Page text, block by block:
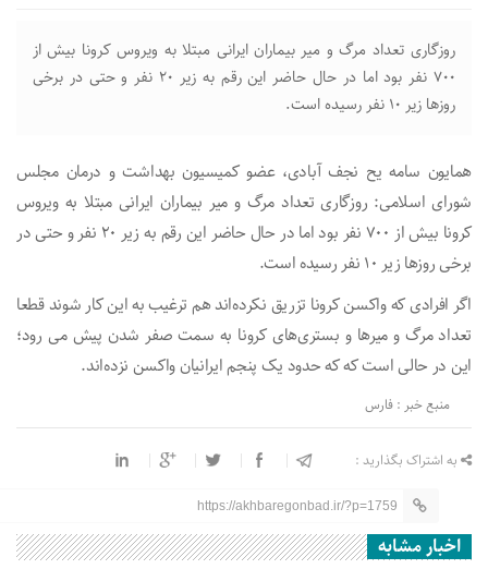
روزگاری تعداد مرگ و میر بیماران ایرانی مبتلا به ویروس کرونا بیش از
700 نفر بود اما در حال حاضر این رقم به زیر 20 نفر و حتی در برخی
روزها زیر 10 نفر رسیده است.
همایون سامه یح نجف آبادی، عضو کمیسیون بهداشت و درمان مجلس
شورای اسلامی: روزگاری تعداد مرگ و میر بیماران ایرانی مبتلا به ویروس
کرونا بیش از 700 نفر بود اما در حال حاضر این رقم به زیر 20 نفر و حتی در
برخی روزها زیر 10 نفر رسیده است.
اگر افرادی که واکسن کرونا تزریق نکرده‌اند هم ترغیب به این کار شوند قطعا
تعداد مرگ و میرها و بستری‌های کرونا به سمت صفر شدن پیش می رود؛
این در حالی است که که حدود یک پنجم ایرانیان واکسن نزده‌اند.
منبع خبر : فارس
به اشتراک بگذارید :
https://akhbaregonbad.ir/?p=1759
اخبار مشابه